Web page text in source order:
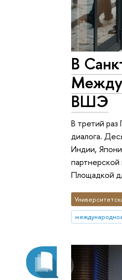
В
ВШЭ
В третий
диалога.
Индии,
Площадкой